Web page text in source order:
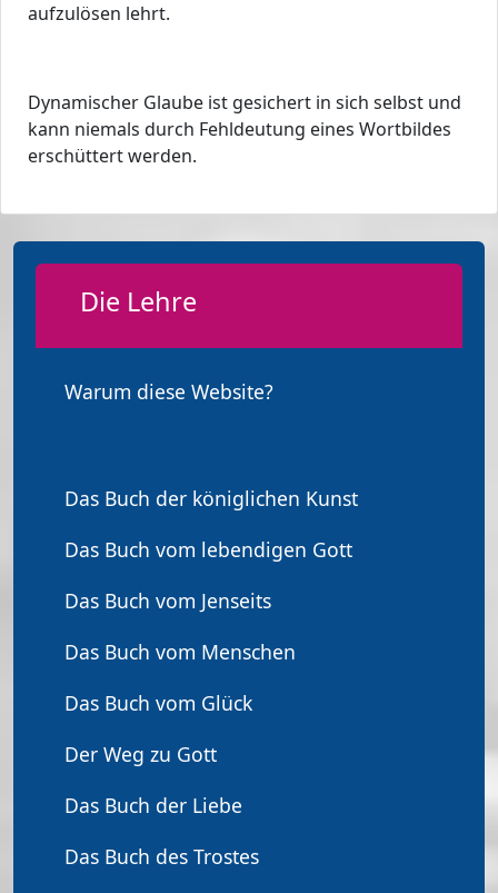
Die Lehre
Warum diese Website?
Das Buch der königlichen Kunst
Das Buch vom lebendigen Gott
Das Buch vom Jenseits
Das Buch vom Menschen
Das Buch vom Glück
Der Weg zu Gott
Das Buch der Liebe
Das Buch des Trostes
aufzulösen lehrt.
Dynamischer Glaube ist gesichert in sich selbst und
kann niemals durch Fehldeutung eines Wortbildes
erschüttert werden.